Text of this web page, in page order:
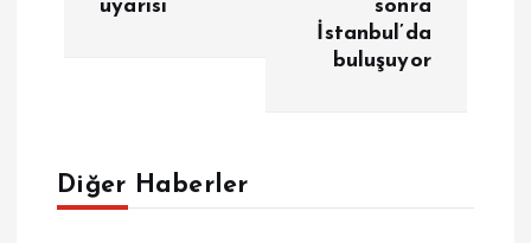
uyarısı
sonra
İstanbul’da
buluşuyor
Diğer Haberler